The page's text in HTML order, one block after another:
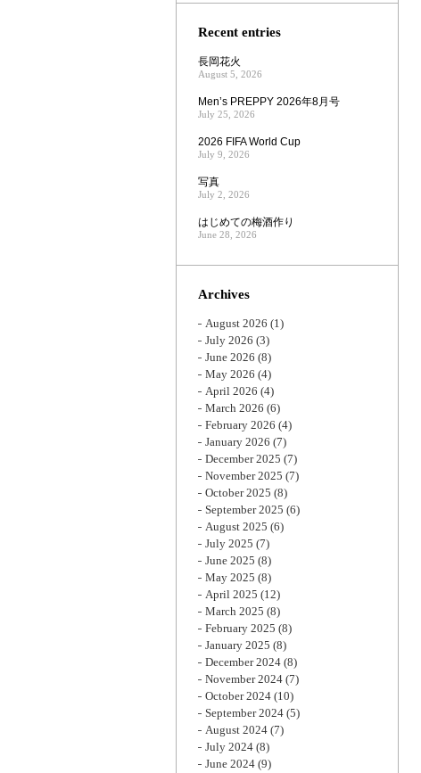
Recent entries
長岡花火
August 5, 2026
Men’s PREPPY 2026年8月号
July 25, 2026
2026 FIFA World Cup
July 9, 2026
写真
July 2, 2026
はじめての梅酒作り
June 28, 2026
Archives
August 2026 (1)
July 2026 (3)
June 2026 (8)
May 2026 (4)
April 2026 (4)
March 2026 (6)
February 2026 (4)
January 2026 (7)
December 2025 (7)
November 2025 (7)
October 2025 (8)
September 2025 (6)
August 2025 (6)
July 2025 (7)
June 2025 (8)
May 2025 (8)
April 2025 (12)
March 2025 (8)
February 2025 (8)
January 2025 (8)
December 2024 (8)
November 2024 (7)
October 2024 (10)
September 2024 (5)
August 2024 (7)
July 2024 (8)
June 2024 (9)